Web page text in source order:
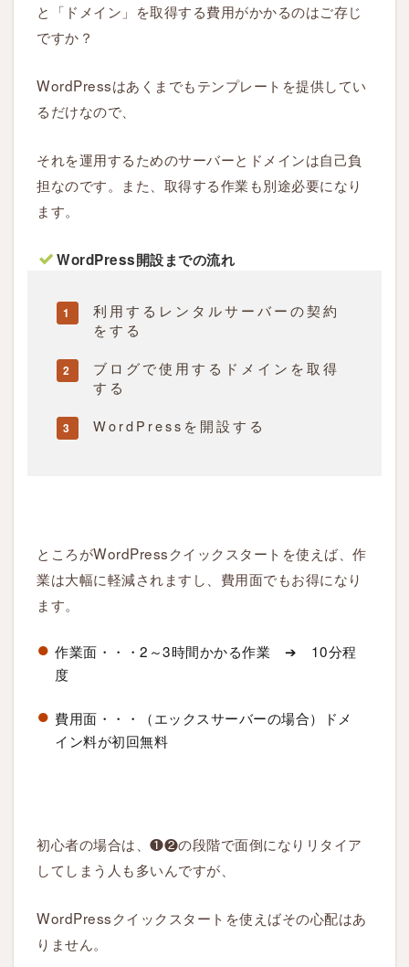
と
は
2
o
r
d
r
使
う
メ
ッ
？
r
r
s
と「ドメイン」を取得する費用がかかるのはご存じ
ですか？
WordPressはあくまでもテンプレートを提供してい
るだけなので、
それを運用するためのサーバーとドメインは自己負
担なのです。また、取得する作業も別途必要になり
ます。
WordPress開設までの流れ
利用するレンタルサーバーの契約
をする
ブログで使用するドメインを取得
する
WordPressを開設する
ところがWordPressクイックスタートを使えば、作
業は大幅に軽減されますし、費用面でもお得になり
ます。
作業面・・・2～3時間かかる作業 ➔ 10分程
度
費用面・・・（エックスサーバーの場合）ドメ
イン料が初回無料
初心者の場合は、❶❷の段階で面倒になりリタイア
してしまう人も多いんですが、
WordPressクイックスタートを使えばその心配はあ
りません。